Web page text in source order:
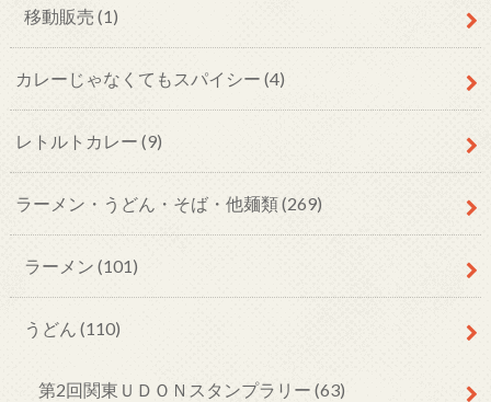
移動販売 (1)
カレーじゃなくてもスパイシー (4)
レトルトカレー (9)
ラーメン・うどん・そば・他麺類(269)
ラーメン (101)
うどん (110)
第2回関東ＵＤＯＮスタンプラリー (63)